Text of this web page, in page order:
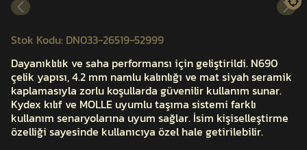
Stok Kodu: DN033-26519-52999
Dayanıklılık ve saha performansı için geliştirildi. N690
çelik yapısı, 4.2 mm namlu kalınlığı ve mat siyah seramik
kaplamasıyla zorlu koşullarda güvenilir kullanım sunar.
Kydex kılıf ve MOLLE uyumlu taşıma sistemi farklı
kullanım senaryolarına uyum sağlar. İsim kişiselleştirme
özelliği sayesinde kullanıcıya özel hale getirilebilir.